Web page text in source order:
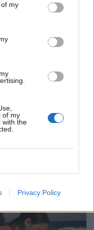
my
of my
with the
Privacy Policy
itt lesz
matricás
kerülhet az egyik
amely a
szerzett